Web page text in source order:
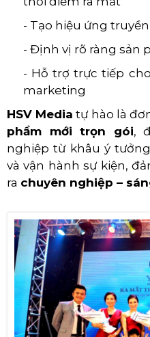
- Tạo hiệu ứng
- Định vị rõ ràng sản
- Hỗ trợ trực tiếp
marketing
HSV Media tự hào là
phẩm mới trọn gói,
nghiệp từ khâu ý
và vận hành sự kiện,
ra chuyên nghiệp –